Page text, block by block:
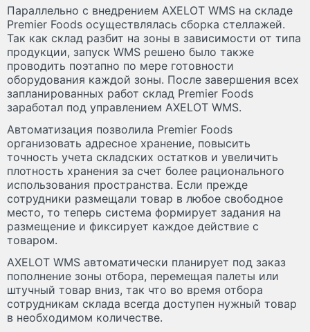
Параллельно с внедрением AXELOT WMS на складе
Premier Foods осуществлялась сборка стеллажей.
Так как склад разбит на зоны в зависимости от типа
продукции, запуск WMS решено было также
проводить поэтапно по мере готовности
оборудования каждой зоны. После завершения всех
запланированных работ склад Premier Foods
заработал под управлением AXELOT WMS.
Автоматизация позволила Premier Foods
организовать адресное хранение, повысить
точность учета складских остатков и увеличить
плотность хранения за счет более рационального
использования пространства. Если прежде
сотрудники размещали товар в любое свободное
место, то теперь система формирует задания на
размещение и фиксирует каждое действие с
товаром.
AXELOT WMS автоматически планирует под заказ
пополнение зоны отбора, перемещая палеты или
штучный товар вниз, так что во время отбора
сотрудникам склада всегда доступен нужный товар
в необходимом количестве.